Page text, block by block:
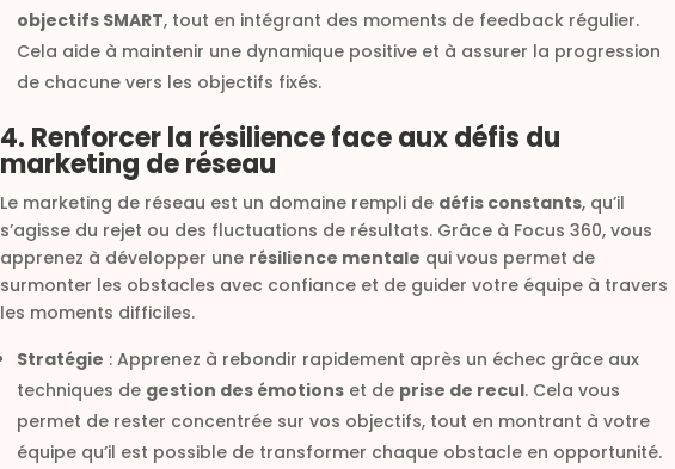
objectifs SMART, tout en intégrant des moments de feedback régulier.
Cela aide à maintenir une dynamique positive et à assurer la progression
de chacune vers les objectifs fixés.
4. Renforcer la résilience face aux défis du
marketing de réseau
Le marketing de réseau est un domaine rempli de défis constants, qu’il
s’agisse du rejet ou des fluctuations de résultats. Grâce à Focus 360, vous
apprenez à développer une résilience mentale qui vous permet de
surmonter les obstacles avec confiance et de guider votre équipe à travers
les moments difficiles.
Stratégie : Apprenez à rebondir rapidement après un échec grâce aux
techniques de gestion des émotionset de prise de recul. Cela vous
permet de rester concentrée sur vos objectifs, tout en montrant à votre
équipe qu’il est possible de transformer chaque obstacle en opportunité.